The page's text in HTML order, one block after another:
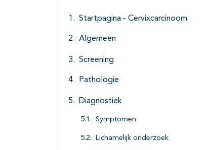
Startpagina - Cervixcarcinoom
Algemeen
Screening
Pathologie
Diagnostiek
Symptomen
Lichamelijk onderzoek